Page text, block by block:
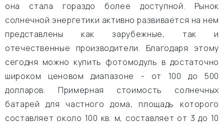
она стала гораздо более доступной. Рынок
солнечной энергетики активно развивается на нем
представлены как зарубежные, так и
отечественные производители. Благодаря этому
сегодня можно купить фотомодуль в достаточно
широком ценовом диапазоне - от 100 до 500
долларов. Примерная стоимость солнечных
батарей для частного дома, площадь которого
составляет около 100 кв. м, составляет от 3 до 10